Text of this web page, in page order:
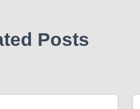
Posts